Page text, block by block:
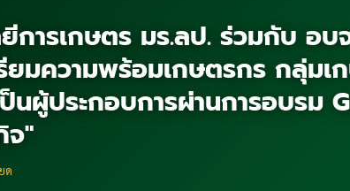
การเกษตร มร.ลป. ร่วมกับ อบ
มความพร้อมเกษตรกร กลุ่มเ
นผู้ประกอบการผ่านการอบรม
จ"
ด